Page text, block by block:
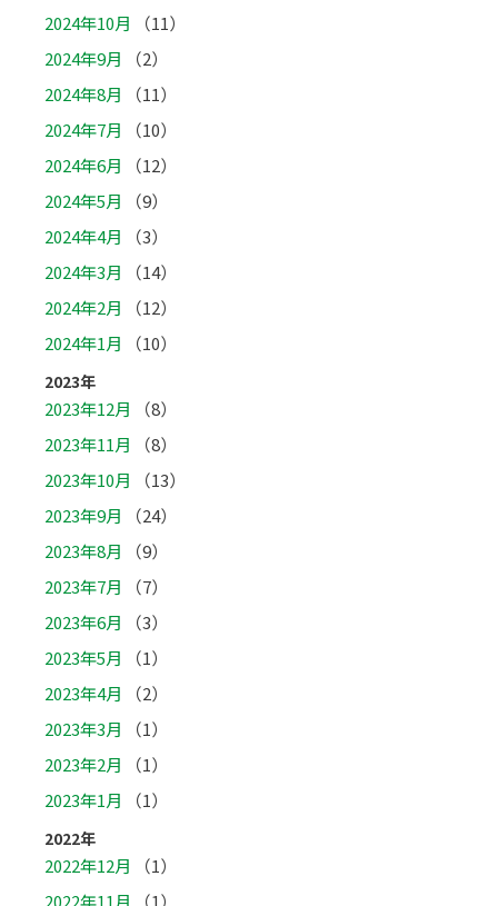
2024年10月
（11）
2024年9月
（2）
2024年8月
（11）
2024年7月
（10）
2024年6月
（12）
2024年5月
（9）
2024年4月
（3）
2024年3月
（14）
2024年2月
（12）
2024年1月
（10）
2023年
2023年12月
（8）
2023年11月
（8）
2023年10月
（13）
2023年9月
（24）
2023年8月
（9）
2023年7月
（7）
2023年6月
（3）
2023年5月
（1）
2023年4月
（2）
2023年3月
（1）
2023年2月
（1）
2023年1月
（1）
2022年
2022年12月
（1）
2022年11月
（1）